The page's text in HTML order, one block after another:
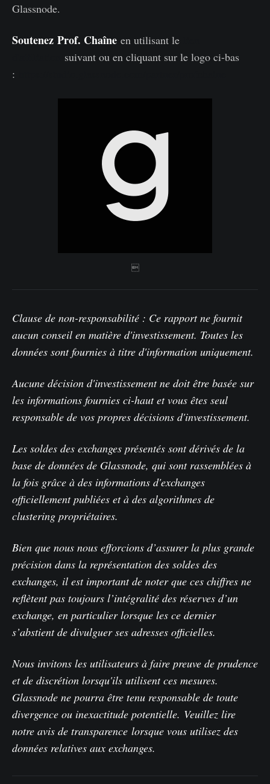
Glassnode.
Soutenez Prof. Chaîne en utilisant le
suivant ou en cliquant sur le logo ci-bas
:

Clause de non-responsabilité : Ce rapport ne fournit
aucun conseil en matière d'investissement. Toutes les
données sont fournies à titre d'information uniquement.
Aucune décision d'investissement ne doit être basée sur
les informations fournies ci-haut et vous êtes seul
responsable de vos propres décisions d'investissement.
Les soldes des exchanges présentés sont dérivés de la
base de données de Glassnode, qui sont rassemblées à
la fois grâce à des informations d'exchanges
officiellement publiées et à des algorithmes de
clustering propriétaires.
Bien que nous nous efforcions d’assurer la plus grande
précision dans la représentation des soldes des
exchanges, il est important de noter que ces chiffres ne
reflètent pas toujours l’intégralité des réserves d’un
exchange, en particulier lorsque les ce dernier
s’abstient de divulguer ses adresses officielles.
Nous invitons les utilisateurs à faire preuve de prudence
et de discrétion lorsqu'ils utilisent ces mesures.
Glassnode ne pourra être tenu responsable de toute
divergence ou inexactitude potentielle. Veuillez lire
notre avis de transparence lorsque vous utilisez des
données relatives aux exchanges.